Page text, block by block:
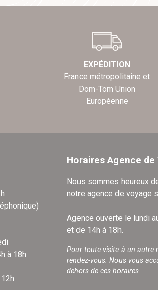
EXPÉDITION
France métropolitaine et
Dom-Tom Union
Européenne
à 18h
Horaires Agence de
Nous sommes heureux
notre agence de voyage
Agence ouverte le lundi
et de 14h à 18h.
Pour toute visite à un autre
rendez-vous. Nous vous
dehors de ces horaires.